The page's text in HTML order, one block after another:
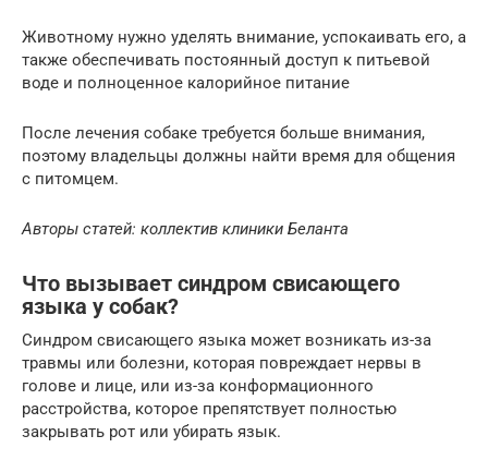
Животному нужно уделять внимание, успокаивать его, а
также обеспечивать постоянный доступ к питьевой
воде и полноценное калорийное питание
После лечения собаке требуется больше внимания,
поэтому владельцы должны найти время для общения
с питомцем.
Авторы статей: коллектив клиники Беланта
Что вызывает синдром свисающего
языка у собак?
Синдром свисающего языка может возникать из-за
травмы или болезни, которая повреждает нервы в
голове и лице, или из-за конформационного
расстройства, которое препятствует полностью
закрывать рот или убирать язык.